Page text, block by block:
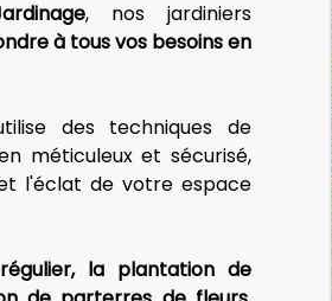
, nos jardiniers
à tous vos besoins en
des techniques de
méticuleux et sécurisé,
l'éclat de votre espace
la plantation de